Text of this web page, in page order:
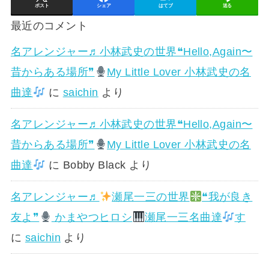
ポスト シェア はてブ 送る
最近のコメント
名アレンジャー♬ 小林武史の世界❝Hello,Again〜
昔からある場所❞
My Little Lover 小林武史の名
曲達
に saichin より
名アレンジャー♬ 小林武史の世界❝Hello,Again〜
昔からある場所❞
My Little Lover 小林武史の名
曲達
に Bobby Black より
名アレンジャー♬ 瀬尾一三の世界
❝我が良き
友よ❞
かまやつヒロシ 瀬尾一三名曲達
す
に saichin より